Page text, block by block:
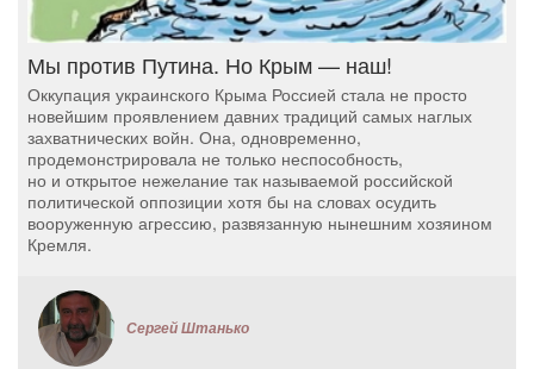
Мы против Путина. Но Крым — наш!
Оккупация украинского Крыма Россией стала не просто
новейшим проявлением давних традиций самых наглых
захватнических войн. Она, одновременно,
продемонстрировала не только неспособность,
но и открытое нежелание так называемой российской
политической оппозиции хотя бы на словах осудить
вооруженную агрессию, развязанную нынешним хозяином
Кремля.
Сергей Штанько